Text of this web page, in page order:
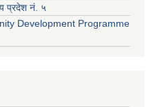
प्रदेश नं. ५
Development Programme